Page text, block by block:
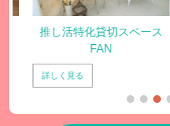
推し活特化貸切スペース
FAN
詳しく見る